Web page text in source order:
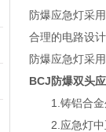
防爆应急灯采
合理的电路设
防爆应急灯采
BCJ防爆双头
1.铸铝合金
2.应急灯中正